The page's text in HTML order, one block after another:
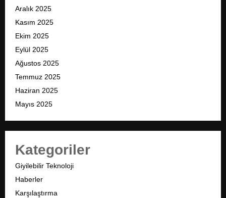
Aralık 2025
Kasım 2025
Ekim 2025
Eylül 2025
Ağustos 2025
Temmuz 2025
Haziran 2025
Mayıs 2025
Kategoriler
Giyilebilir Teknoloji
Haberler
Karşılaştırma